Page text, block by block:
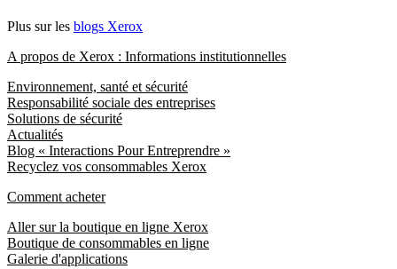
Plus sur les blogs Xerox
A propos de Xerox : Informations institutionnelles
Environnement, santé et sécurité
Responsabilité sociale des entreprises
Solutions de sécurité
Actualités
Blog « Interactions Pour Entreprendre »
Recyclez vos consommables Xerox
Comment acheter
Aller sur la boutique en ligne Xerox
Boutique de consommables en ligne
Galerie d'applications